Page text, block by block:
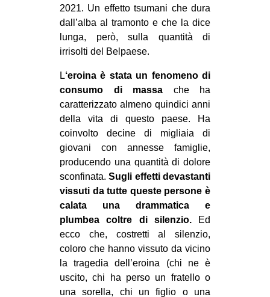
2021. Un effetto tsumani che dura
dall’alba al tramonto e che la dice
lunga, però, sulla quantità di
irrisolti del Belpaese.
L‘eroina è stata un fenomeno di
consumo di massa che ha
caratterizzato almeno quindici anni
della vita di questo paese. Ha
coinvolto decine di migliaia di
giovani con annesse famiglie,
producendo una quantità di dolore
sconfinata.Sugli effetti devastanti
vissuti da tutte queste persone è
calata una drammatica e
plumbea coltre di silenzio.Ed
ecco che, costretti al silenzio,
coloro che hanno vissuto da vicino
la tragedia dell’eroina (chi ne è
uscito, chi ha perso un fratello o
una sorella, chi un figlio o una